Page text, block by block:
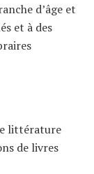
d’âge et
et à des
littérature
de livres